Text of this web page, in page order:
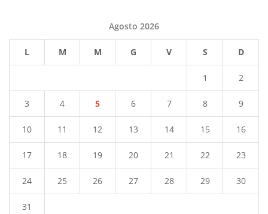
Agosto 2026
L M M G V S D
1 2
3 4 5 6 7 8 9
10 11 12 13 14 15 16
17 18 19 20 21 22 23
24 25 26 27 28 29 30
31